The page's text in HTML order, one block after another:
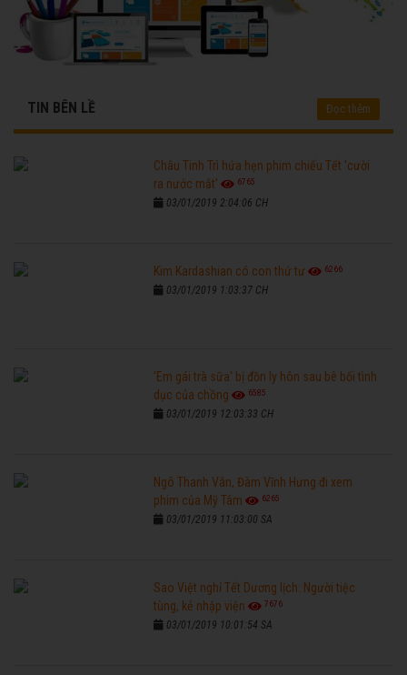
TIN BÊN LỀ Đọc thêm
Châu Tinh Trì hứa hẹn phim chiếu Tết 'cười
ra nước mắt'
6765
03/01/2019 2:04:06 CH
Kim Kardashian có con thứ tư 6266
03/01/2019 1:03:37 CH
'Em gái trà sữa' bị đồn ly hôn sau bê bối tình
dục của chồng
6585
03/01/2019 12:03:33 CH
Ngô Thanh Vân, Đàm Vĩnh Hưng đi xem
phim của Mỹ Tâm
6265
03/01/2019 11:03:00 SA
Sao Việt nghỉ Tết Dương lịch: Người tiệc
tùng, kẻ nhập viện
7676
03/01/2019 10:01:54 SA